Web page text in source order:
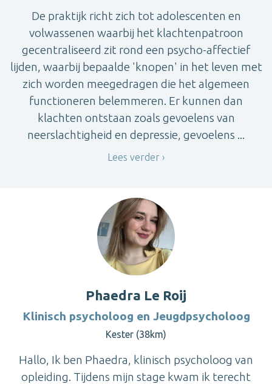
De praktijk richt zich tot adolescenten en
volwassenen waarbij het klachtenpatroon
gecentraliseerd zit rond een psycho-affectief
lijden, waarbij bepaalde 'knopen' in het leven met
zich worden meegedragen die het algemeen
functioneren belemmeren. Er kunnen dan
klachten ontstaan zoals gevoelens van
neerslachtigheid en depressie, gevoelens ...
Lees verder
Phaedra Le Roij
Klinisch psycholoog en Jeugdpsycholoog
Kester (38km)
Hallo, Ik ben Phaedra, klinisch psycholoog van
opleiding. Tijdens mijn stage kwam ik terecht